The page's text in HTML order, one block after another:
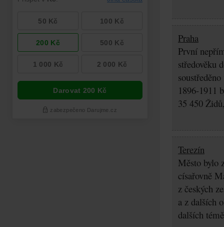
Praha
První
středověku
1896-1911
35 450
Terezín
Město bylo
císařovně
z českých
a z dalších
dalších